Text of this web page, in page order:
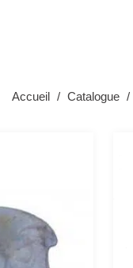
Accueil Catalogue